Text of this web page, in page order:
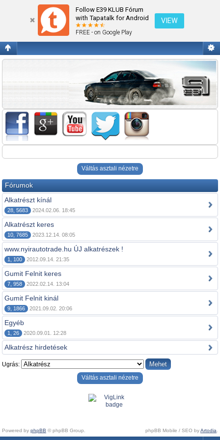
Follow E39 KLUB Fórum
with Tapatalk for Android
FREE - on Google Play
VIEW
Alkatrész
Váltás asztali nézetre
Fórumok
Alkatrészt kínál
28, 5683 2024.02.06. 18:45
Alkatrészt keres
10, 7685 2023.12.14. 08:05
www.nyirautotrade.hu ÚJ alkatrészek !
1, 100 2012.09.14. 21:35
Gumit Felnit keres
7, 958 2022.02.14. 13:04
Gumit Felnit kinál
9, 1866 2021.09.02. 20:06
Egyéb
1, 26 2020.09.01. 12:28
Alkatrész hirdetések
Ugrás:
Váltás asztali nézetre
Powered by phpBB © phpBB Group. phpBB Mobile / SEO byArtodia.